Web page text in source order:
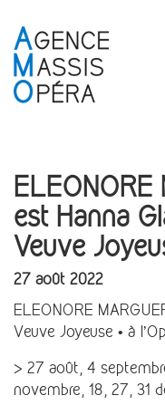
ELEONORE
est Hanna
Veuve
27 août 2022
ELEONORE
Veuve Joyeuse • à
> 27 août, 4
novembre, 18, 27, 31